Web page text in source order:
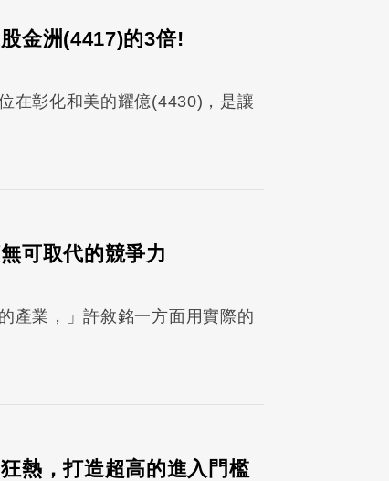
金洲(4417)的3倍!
在彰化和美的耀億(4430)，是讓
可取代的競爭力
產業，」許敘銘一方面用實際的
熱，打造超高的進入門檻